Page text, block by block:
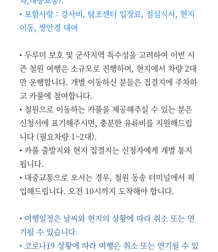
• 포함사항 : 강사비, 탐조센터 입장료, 점심식사, 현지
이동, 쌍안경 대여
• 두루미 보호 및 군사지역 특수성을 고려하여 이번 시
즌 철원 여행은 소규모로 진행하며, 현지에서 차량 2대
만 운행합니다. 개별 이동하신 분들은 집결지에 주차하
고 카풀에 참여합니다.
• 철원으로 이동하는 카풀을 제공해주실 수 있는 분은
신청서에 표기해주시면, 충분한 유류비를 지원해드립
니다 (필요차량 1~2대).
• 카풀 출발지와 현지 집결지는 신청자에게 개별 통지
됩니다.
• 대중교통으로 오시는 경우, 철원 동송 터미널에서 픽
업해드립니다. 오전 10시까지 도착해야 합니다.
• 여행일정은 날씨와 현지의 상황에 따라 취소 또는 연
기될 수 있습니다.
• 코로나19 상황에 따라 여행은 취소 또는 연기될 수 있